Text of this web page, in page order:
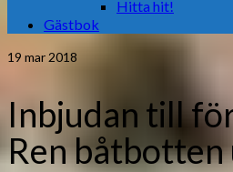
Hitta hit!
Gästbok
19 mar 2018
Inbjudan till
Ren